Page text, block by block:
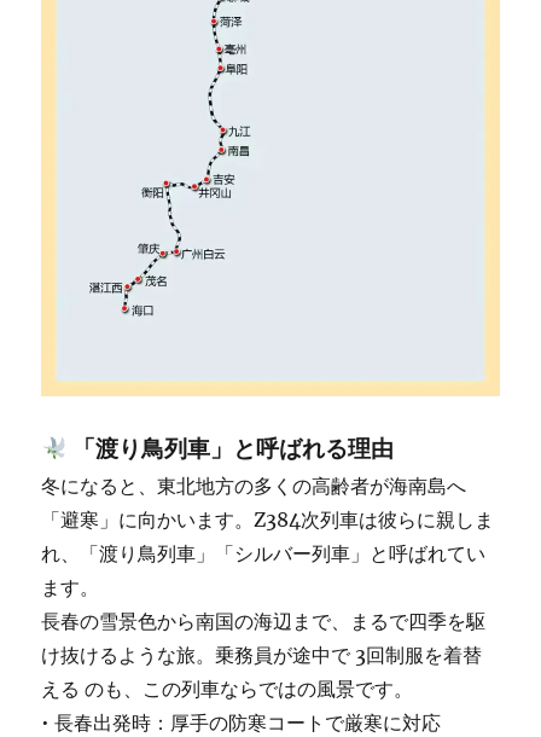
「渡り鳥列車」と呼ばれる理由
冬になると、東北地方の多くの高齢者が海南島へ
「避寒」に向かいます。Z384次列車は彼らに親しま
れ、「渡り鳥列車」「シルバー列車」と呼ばれてい
ます。
長春の雪景色から南国の海辺まで、まるで四季を駆
け抜けるような旅。乗務員が途中で 3回制服を着替
える のも、この列車ならではの風景です。
• 長春出発時：厚手の防寒コートで厳寒に対応